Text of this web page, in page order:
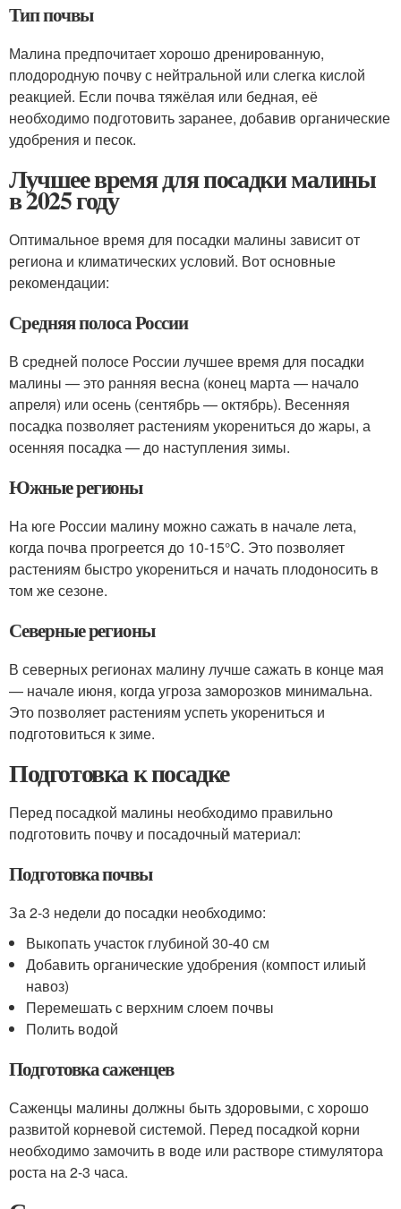
Тип почвы
Малина предпочитает хорошо дренированную,
плодородную почву с нейтральной или слегка кислой
реакцией. Если почва тяжёлая или бедная, её
необходимо подготовить заранее, добавив органические
удобрения и песок.
Лучшее время для посадки малины
в 2025 году
Оптимальное время для посадки малины зависит от
региона и климатических условий. Вот основные
рекомендации:
Средняя полоса России
В средней полосе России лучшее время для посадки
малины — это ранняя весна (конец марта — начало
апреля) или осень (сентябрь — октябрь). Весенняя
посадка позволяет растениям укорениться до жары, а
осенняя посадка — до наступления зимы.
Южные регионы
На юге России малину можно сажать в начале лета,
когда почва прогреется до 10-15°C. Это позволяет
растениям быстро укорениться и начать плодоносить в
том же сезоне.
Северные регионы
В северных регионах малину лучше сажать в конце мая
— начале июня, когда угроза заморозков минимальна.
Это позволяет растениям успеть укорениться и
подготовиться к зиме.
Подготовка к посадке
Перед посадкой малины необходимо правильно
подготовить почву и посадочный материал:
Подготовка почвы
За 2-3 недели до посадки необходимо:
Выкопать участок глубиной 30-40 см
Добавить органические удобрения (компост илиый
навоз)
Перемешать с верхним слоем почвы
Полить водой
Подготовка саженцев
Саженцы малины должны быть здоровыми, с хорошо
развитой корневой системой. Перед посадкой корни
необходимо замочить в воде или растворе стимулятора
роста на 2-3 часа.